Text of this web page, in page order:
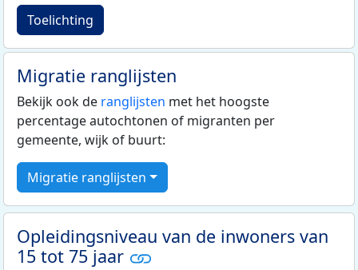
Toelichting
Migratie ranglijsten
Bekijk ook de ranglijsten met het hoogste
percentage autochtonen of migranten per
gemeente, wijk of buurt:
Migratie ranglijsten
Opleidingsniveau van de inwoners van
15 tot 75 jaar